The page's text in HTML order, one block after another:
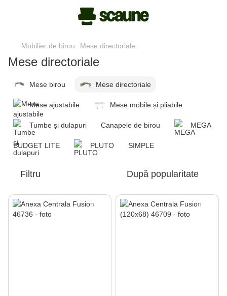
Mobilier de birou Mese directoriale
Mese directoriale
Mese birou Mese directoriale
Mese ajustabile Mese mobile și pliabile
Tumbe și dulapuri Canapele de birou MEGA
BUDGET LITE PLUTO SIMPLE
Filtru După popularitate